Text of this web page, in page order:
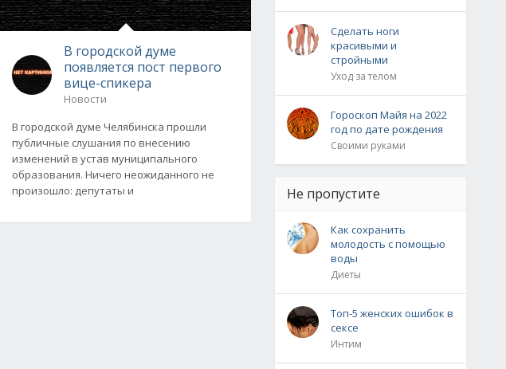
В городской думе
появляется пост первого
вице-спикера
Новости
В городской думе Челябинска прошли
публичные слушания по внесению
изменений в устав муниципального
образования. Ничего неожиданного не
произошло: депутаты и
Сделать ноги
красивыми и
стройными
Уход за телом
Гороскоп Майя на 2022
год по дате рождения
Своими руками
Не пропустите
Как сохранить
молодость с помощью
воды
Диеты
Топ-5 женских ошибок в
сексе
Интим